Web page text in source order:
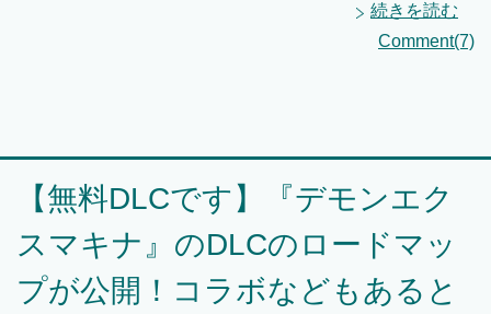
続きを読む
Comment(7)
【無料DLCです】『デモンエク
スマキナ』のDLCのロードマッ
プが公開！コラボなどもあると